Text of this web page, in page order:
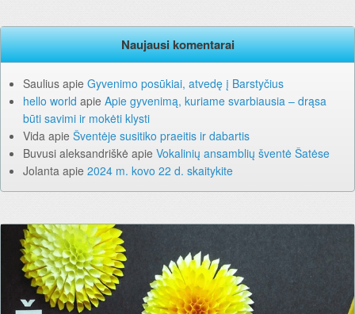
Naujausi komentarai
Saulius apie Gyvenimo posūkiai, atvedę į Barstyčius
hello world apie Apie gyvenimą, kuriame svarbiausia – drąsa
būti savimi ir mokėti klysti
Vida apie Šventėje susitiko praeitis ir dabartis
Buvusi aleksandriškė apie Vokalinių ansamblių šventė Šatėse
Jolanta apie 2024 m. kovo 22 d. skaitykite